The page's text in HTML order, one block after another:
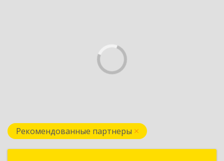
Рекомендованные партнеры